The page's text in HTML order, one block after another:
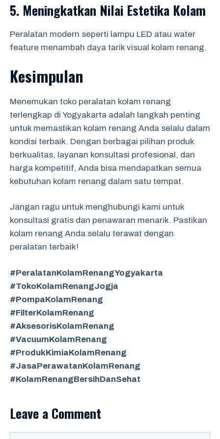
5. Meningkatkan Nilai Estetika Kolam
Peralatan modern seperti lampu LED atau water
feature menambah daya tarik visual kolam renang.
Kesimpulan
Menemukan toko peralatan kolam renang
terlengkap di Yogyakarta adalah langkah penting
untuk memastikan kolam renang Anda selalu dalam
kondisi terbaik. Dengan berbagai pilihan produk
berkualitas, layanan konsultasi profesional, dan
harga kompetitif, Anda bisa mendapatkan semua
kebutuhan kolam renang dalam satu tempat.
Jangan ragu untuk menghubungi kami untuk
konsultasi gratis dan penawaran menarik. Pastikan
kolam renang Anda selalu terawat dengan
peralatan terbaik!
#PeralatanKolamRenangYogyakarta
#TokoKolamRenangJogja
#PompaKolamRenang
#FilterKolamRenang
#AksesorisKolamRenang
#VacuumKolamRenang
#ProdukKimiaKolamRenang
#JasaPerawatanKolamRenang
#KolamRenangBersihDanSehat
Leave a Comment